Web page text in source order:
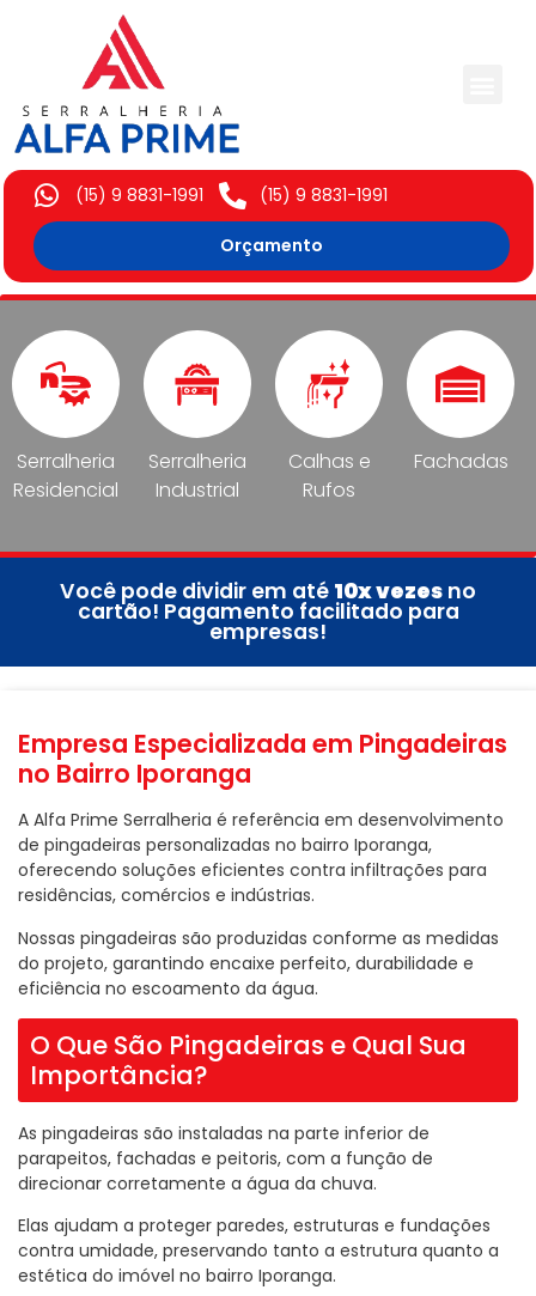
(15) 9 8831-1991 (15) 9 8831-1991
Orçamento
Serralheria
Residencial
Serralheria
Industrial
Calhas e
Rufos
Fachadas
Você pode dividir em até 10x vezes no
cartão! Pagamento facilitado para
empresas!
Empresa Especializada em Pingadeiras
no Bairro Iporanga
A Alfa Prime Serralheria é referência em desenvolvimento
de pingadeiras personalizadas no bairro Iporanga,
oferecendo soluções eficientes contra infiltrações para
residências, comércios e indústrias.
Nossas pingadeiras são produzidas conforme as medidas
do projeto, garantindo encaixe perfeito, durabilidade e
eficiência no escoamento da água.
O Que São Pingadeiras e Qual Sua
Importância?
As pingadeiras são instaladas na parte inferior de
parapeitos, fachadas e peitoris, com a função de
direcionar corretamente a água da chuva.
Elas ajudam a proteger paredes, estruturas e fundações
contra umidade, preservando tanto a estrutura quanto a
estética do imóvel no bairro Iporanga.